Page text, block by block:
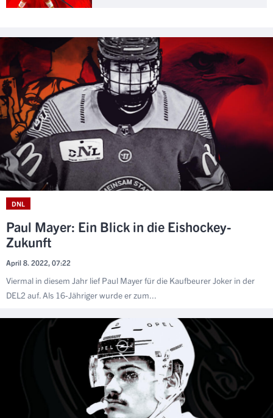
DNL
Paul Mayer: Ein Blick in die Eishockey-
Zukunft
April 8. 2022, 07:22
Viermal in diesem Jahr lief Paul Mayer für die Kaufbeurer Joker in der
DEL2 auf. Als 16-Jähriger wurde er zum...